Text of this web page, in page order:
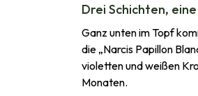
Drei Schichten,
Ganz unten im Topf
die „Narcis Papillon
violetten und weißen
Monaten.